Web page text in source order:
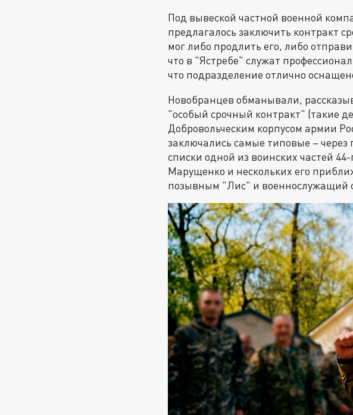
Под вывеской частной военной
предлагалось заключить контракт
мог либо продлить его, либо
что в "Ястребе" служат
что подразделение отлично
Новобранцев обманывали,
"особый срочный контракт" (такие
Добровольческим корпусом армии
заключались самые типовые –
списки одной из воинских частей
Марущенко и нескольких его
позывным "Лис" и военнослужащий